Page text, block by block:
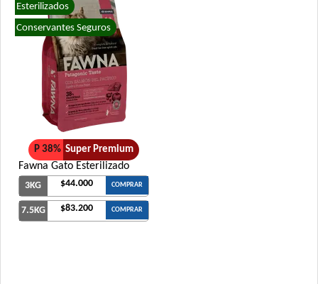
Esterilizados
Conservantes Seguros
P 38% Super Premium
Fawna Gato Esterilizado
3KG $44.000 COMPRAR
7.5KG $83.200 COMPRAR